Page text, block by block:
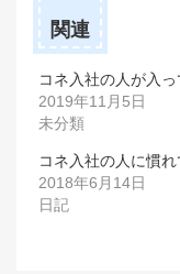
関連
コネ入社の人が入っ
2019年11月5日
未分類
コネ入社の人に慣れ
2018年6月14日
日記